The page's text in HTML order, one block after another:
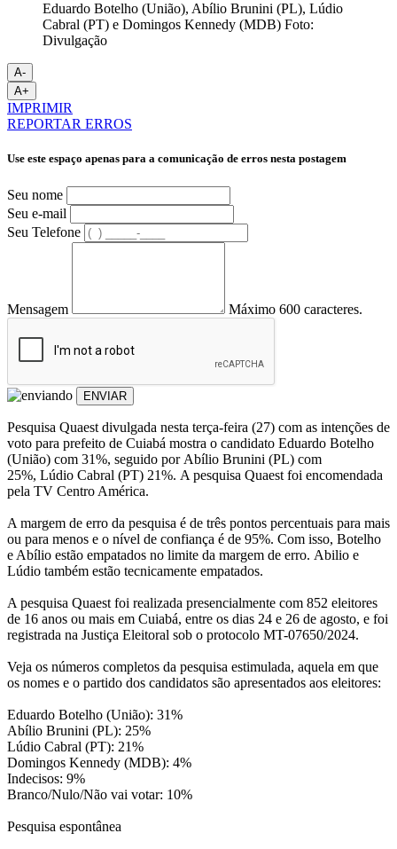
Eduardo Botelho (União), Abílio Brunini (PL), Lúdio
Cabral (PT) e Domingos Kennedy (MDB) Foto:
Divulgação
A-
A+
IMPRIMIR
REPORTAR ERROS
Use este espaço apenas para a comunicação de erros nesta postagem
Seu nome
Seu e-mail
Seu Telefone
Mensagem Máximo 600 caracteres.
ENVIAR
Pesquisa Quaest divulgada nesta terça-feira (27) com as intenções de
voto para prefeito de Cuiabá mostra o candidato Eduardo Botelho
(União) com 31%, seguido por Abílio Brunini (PL) com
25%, Lúdio Cabral (PT) 21%. A pesquisa Quaest foi encomendada
pela TV Centro América.
A margem de erro da pesquisa é de três pontos percentuais para mais
ou para menos e o nível de confiança é de 95%. Com isso, Botelho
e Abílio estão empatados no limite da margem de erro. Abilio e
Lúdio também estão tecnicamente empatados.
A pesquisa Quaest foi realizada presencialmente com 852 eleitores
de 16 anos ou mais em Cuiabá, entre os dias 24 e 26 de agosto, e foi
registrada na Justiça Eleitoral sob o protocolo MT-07650/2024.
Veja os números completos da pesquisa estimulada, aquela em que
os nomes e o partido dos candidatos são apresentados aos eleitores:
Eduardo Botelho (União): 31%
Abílio Brunini (PL): 25%
Lúdio Cabral (PT): 21%
Domingos Kennedy (MDB): 4%
Indecisos: 9%
Branco/Nulo/Não vai votar: 10%
Pesquisa espontânea